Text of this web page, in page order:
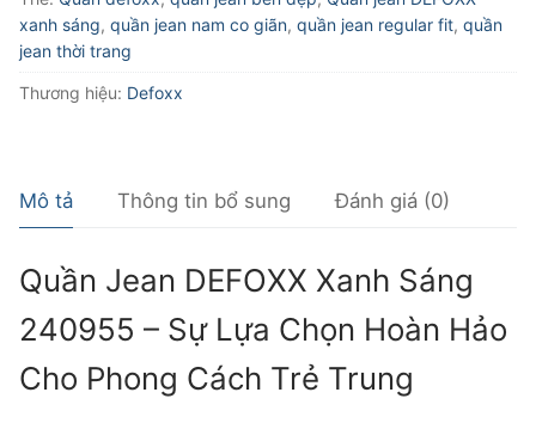
số
lượng
xanh sáng, quần jean nam co giãn, quần jean regular fit, quần
jean thời trang
Thương hiệu: Defoxx
Mô tả Thông tin bổ sung Đánh giá (0)
Quần Jean DEFOXX Xanh Sáng
240955 – Sự Lựa Chọn Hoàn Hảo
Cho Phong Cách Trẻ Trung